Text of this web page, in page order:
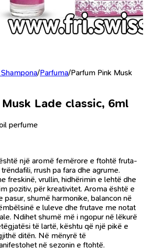
/Parfuma/Parfum Pink Musk
Lade classic, 6ml
perfume
një aromë femërore e ftohtë fruta-
rrush pa fara dhe agrume.
freskinë, vrullin, hidhërimin e lehtë dhe
pozitiv, për kreativitet. Aroma është e
shumë harmonike, balancon në
e luleve dhe frutave me notat
Ndihet shumë më i ngopur në lëkurë
të lartë, kështu që një pikë e
ditën. Në mënyrë të
në sezonin e ftohtë.